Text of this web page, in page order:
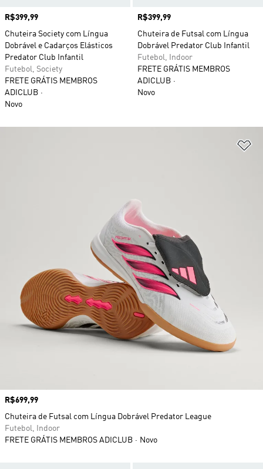
Preço
R$399,99
Chuteira Society com Língua
Dobrável e Cadarços Elásticos
Predator Club Infantil
Futebol, Society
FRETE GRÁTIS MEMBROS
ADICLUB
Novo
Preço
R$399,99
Chuteira de Futsal com Língua
Dobrável Predator Club Infantil
Futebol, Indoor
FRETE GRÁTIS MEMBROS
ADICLUB
Novo
Preço
R$699,99
Chuteira de Futsal com Língua Dobrável Predator League
Futebol, Indoor
FRETE GRÁTIS MEMBROS ADICLUB
Novo